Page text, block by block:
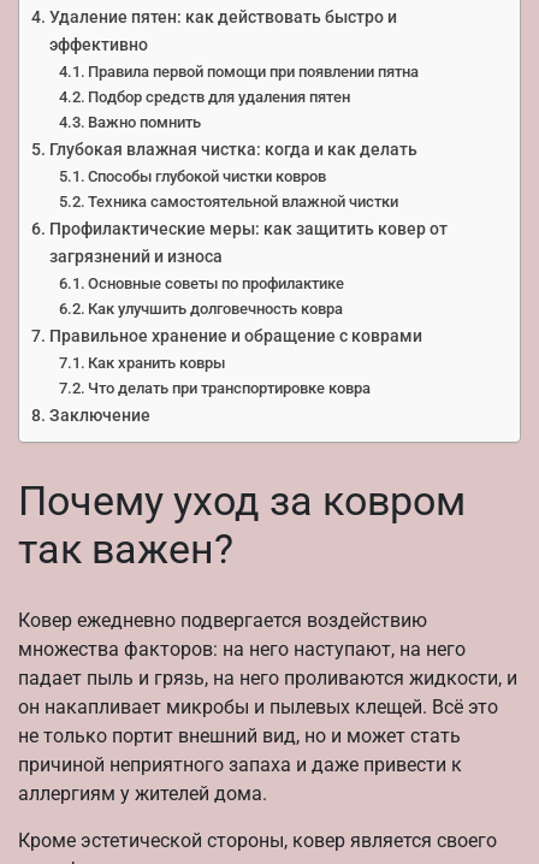
Удаление пятен: как действовать быстро и
эффективно
Правила первой помощи при появлении пятна
Подбор средств для удаления пятен
Важно помнить
Глубокая влажная чистка: когда и как делать
Способы глубокой чистки ковров
Техника самостоятельной влажной чистки
Профилактические меры: как защитить ковер от
загрязнений и износа
Основные советы по профилактике
Как улучшить долговечность ковра
Правильное хранение и обращение с коврами
Как хранить ковры
Что делать при транспортировке ковра
Заключение
Почему уход за ковром
так важен?
Ковер ежедневно подвергается воздействию
множества факторов: на него наступают, на него
падает пыль и грязь, на него проливаются жидкости, и
он накапливает микробы и пылевых клещей. Всё это
не только портит внешний вид, но и может стать
причиной неприятного запаха и даже привести к
аллергиям у жителей дома.
Кроме эстетической стороны, ковер является своего